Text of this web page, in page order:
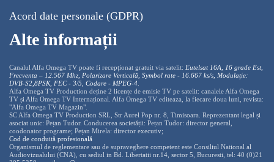
Acord date personale (GDPR)
Alte informații
Canalul Alfa Omega TV poate fi recepționat gratuit via satelit: Eutelsat 16A, 16 grade Est,
Frecventa – 12.567 Mhz, Polarizare Verticală, Symbol rate - 16.667 ks/s, Modulație:
DVB-S2,8PSK, FEC - 3/5, Codare - MPEG-4
Alfa Omega TV Production deține 2 licențe de emisie TV pe satelit: canalele Alfa Omega
TV și Alfa Omega TV Internațional. Alfa Omega TV editeaza, la fiecare doua luni, revista:
"Alfa Omega TV Magazin".
SC Alfa Omega TV Production SRL, Str Aurel Pop nr. 8, Timisoara. Reprezentant legal și
asociat unic: Pețan Tudor. Conducerea societății: Pețan Tudor: director general,
coodonator programe; Pețan Mirela: director executiv;
Cod de conduită profesională
Organismul de reglementare sau de supraveghere competent este Consiliul National al
Audiovizualului (CNA), cu sediul in Bd. Libertatii nr.14, sector 5, Bucuresti, tel: 40 (0)21